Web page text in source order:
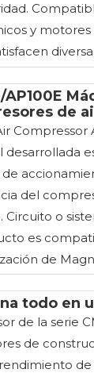
y
AP100E
de
desarrollada
de
del
Circuito o
es
de
todo en
de la serie
de